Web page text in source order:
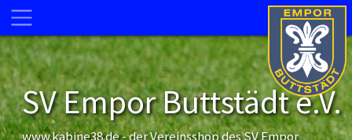
SV Empor Buttstädt e.V.
www.kabine38.de- der Vereinsshop des SV Empor